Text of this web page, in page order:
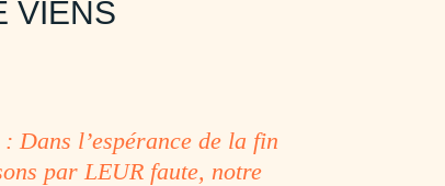
VIENS
Dans l’espérance de la fin
par LEUR faute, notre